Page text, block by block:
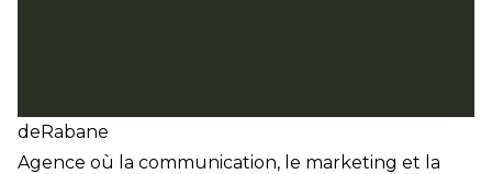
deRabane
Agence où la communication, le marketing et la